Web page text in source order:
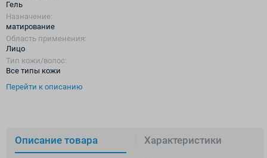
Гель
Назначение:
матирование
Область применения:
Лицо
Тип кожи/волос:
Все типы кожи
Перейти к описанию
Описание товара Характеристики